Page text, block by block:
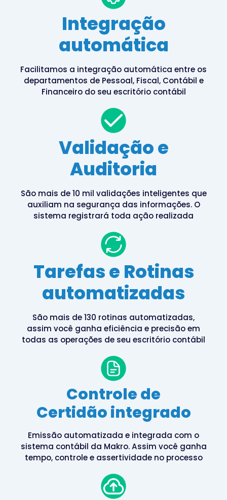
Integração
automática
Facilitamos a integração automática entre os
departamentos de Pessoal, Fiscal, Contábil e
Financeiro do seu escritório contábil
Validação e
Auditoria
São mais de 10 mil validações inteligentes que
auxiliam na segurança das informações. O
sistema registrará toda ação realizada
Tarefas e Rotinas
automatizadas
São mais de 130 rotinas automatizadas,
assim você ganha eficiência e precisão em
todas as operações de seu escritório contábil
Controle de
Certidão integrado
Emissão automatizada e integrada com o
sistema contábil da Makro. Assim você ganha
tempo, controle e assertividade no processo